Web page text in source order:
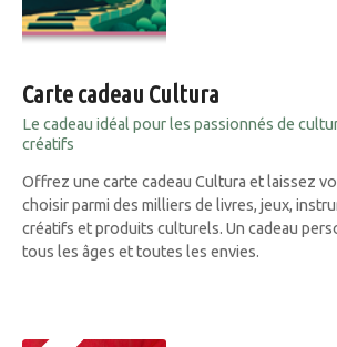
Carte cadeau Cultura
Le cadeau idéal pour les passionnés de
créatifs
Offrez une carte cadeau Cultura et laissez
choisir parmi des milliers de livres, jeux,
créatifs et produits culturels. Un cadeau
tous les âges et toutes les envies.